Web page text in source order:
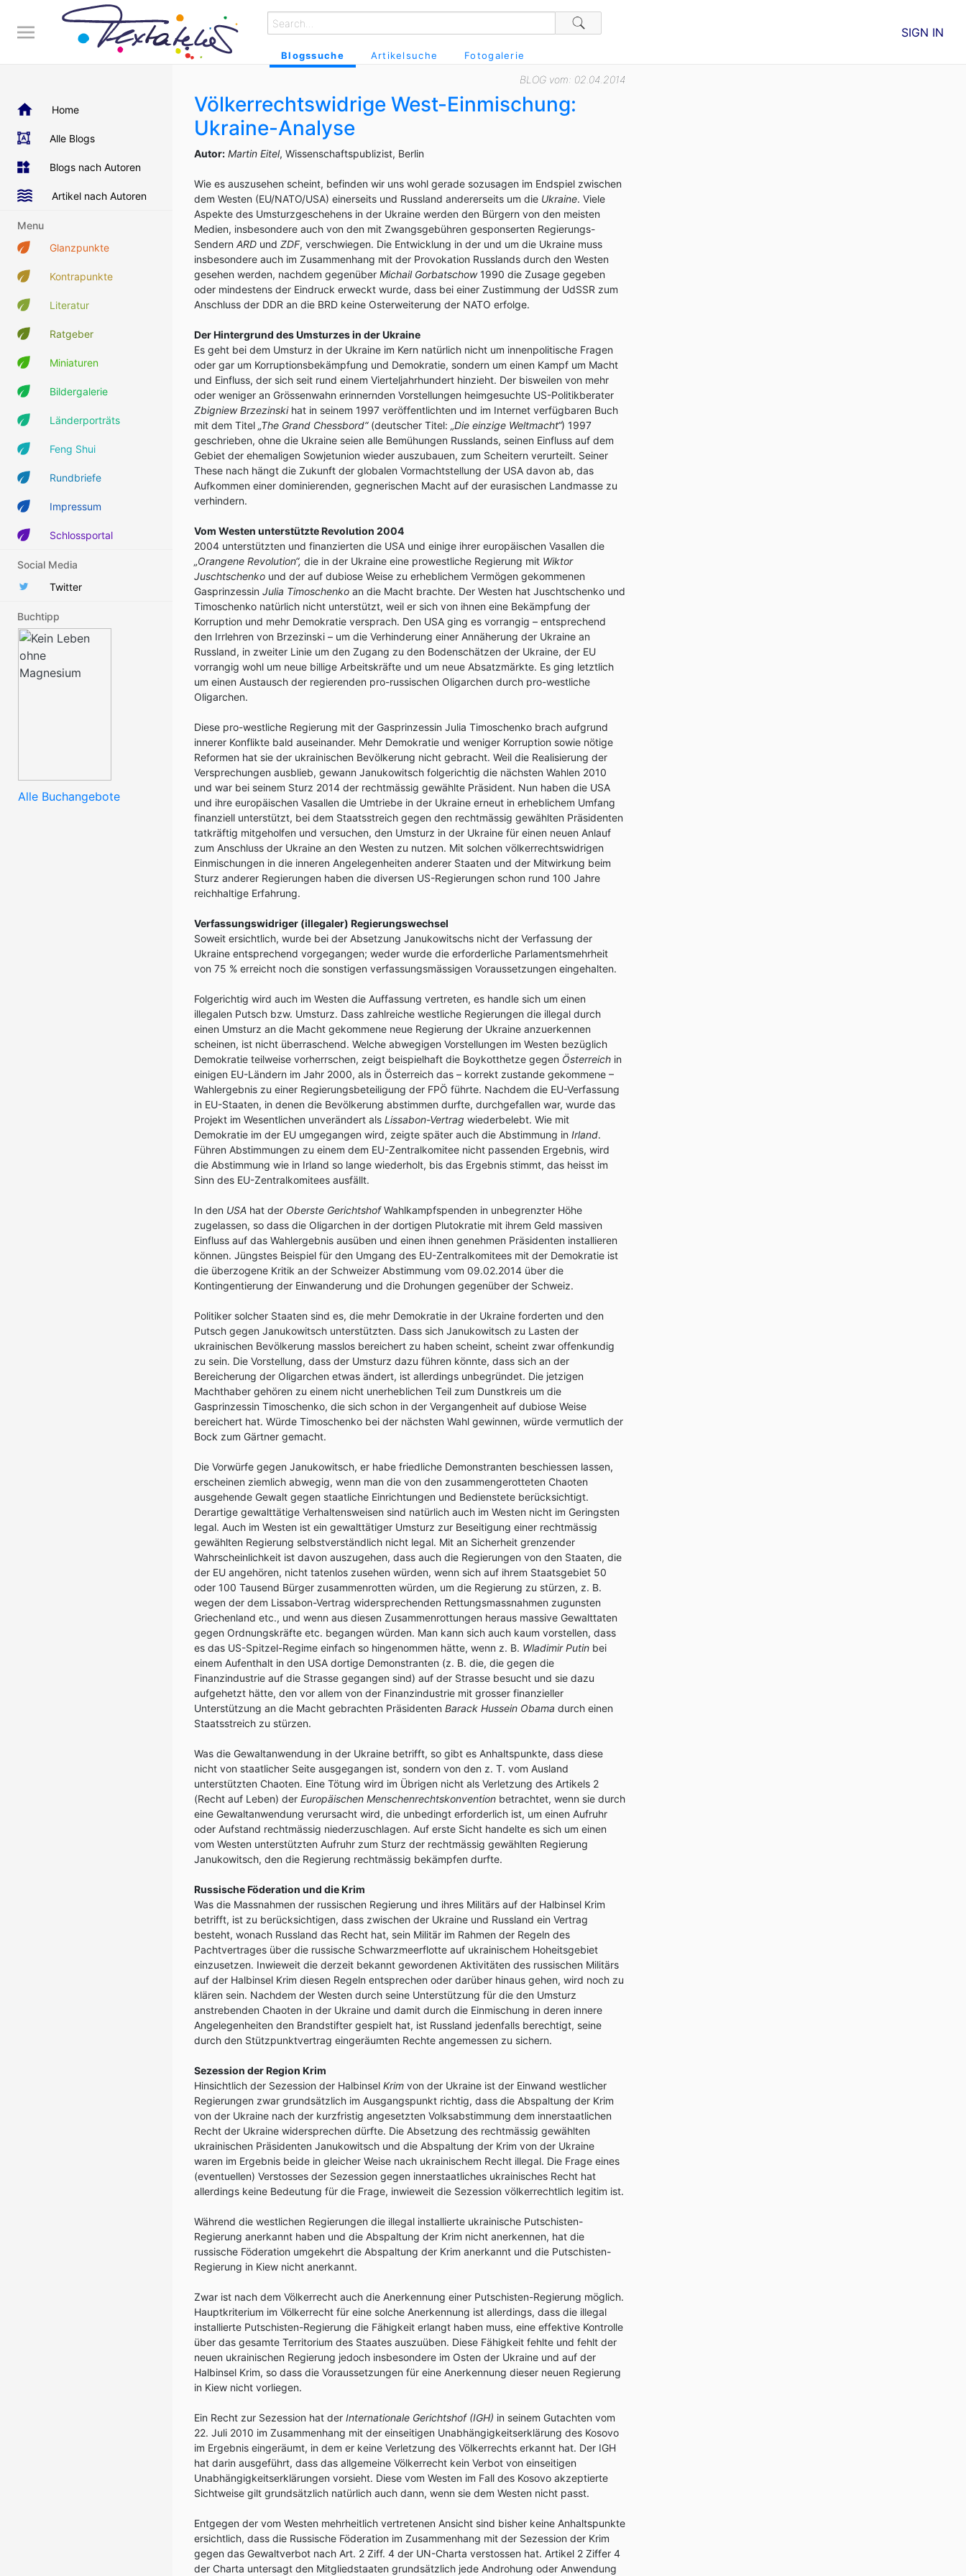
Blogssuche Artikelsuche Fotogalerie
SIGN IN
Home
Alle Blogs
Blogs nach Autoren
Artikel nach Autoren
Menu
Glanzpunkte
Kontrapunkte
Literatur
Ratgeber
Miniaturen
Bildergalerie
Länderporträts
Feng Shui
Rundbriefe
Impressum
Schlossportal
Social Media
Twitter
Buchtipp
Alle Buchangebote
BLOG vom: 02.04.2014
Völkerrechtswidrige West-Einmischung:
Ukraine-Analyse
Autor: Martin Eitel, Wissenschaftspublizist, Berlin
Wie es auszusehen scheint, befinden wir uns wohl gerade sozusagen im Endspiel zwischen
dem Westen (EU/NATO/USA) einerseits und Russland andererseits um die Ukraine. Viele
Aspekte des Umsturzgeschehens in der Ukraine werden den Bürgern von den meisten
Medien, insbesondere auch von den mit Zwangsgebühren gesponserten Regierungs-
Sendern ARD und ZDF, verschwiegen. Die Entwicklung in der und um die Ukraine muss
insbesondere auch im Zusammenhang mit der Provokation Russlands durch den Westen
gesehen werden, nachdem gegenüber Michail Gorbatschow1990 die Zusage gegeben
oder mindestens der Eindruck erweckt wurde, dass bei einer Zustimmung der UdSSR zum
Anschluss der DDR an die BRD keine Osterweiterung der NATO erfolge.
Der Hintergrund des Umsturzes in der Ukraine
Es geht bei dem Umsturz in der Ukraine im Kern natürlich nicht um innenpolitische Fragen
oder gar um Korruptionsbekämpfung und Demokratie, sondern um einen Kampf um Macht
und Einfluss, der sich seit rund einem Vierteljahrhundert hinzieht. Der bisweilen von mehr
oder weniger an Grössenwahn erinnernden Vorstellungen heimgesuchte US-Politikberater
Zbigniew Brzezinskihat in seinem 1997 veröffentlichten und im Internet verfügbaren Buch
mit dem Titel „The Grand Chessbord“(deutscher Titel: „Die einzige Weltmacht“) 1997
geschrieben, ohne die Ukraine seien alle Bemühungen Russlands, seinen Einfluss auf dem
Gebiet der ehemaligen Sowjetunion wieder auszubauen, zum Scheitern verurteilt. Seiner
These nach hängt die Zukunft der globalen Vormachtstellung der USA davon ab, das
Aufkommen einer dominierenden, gegnerischen Macht auf der eurasischen Landmasse zu
verhindern.
Vom Westen unterstützte Revolution 2004
2004 unterstützten und finanzierten die USA und einige ihrer europäischen Vasallen die
„Orangene Revolution“, die in der Ukraine eine prowestliche Regierung mit Wiktor
Juschtschenko und der auf dubiose Weise zu erheblichem Vermögen gekommenen
Gasprinzessin Julia Timoschenko an die Macht brachte. Der Westen hat Juschtschenko und
Timoschenko natürlich nicht unterstützt, weil er sich von ihnen eine Bekämpfung der
Korruption und mehr Demokratie versprach. Den USA ging es vorrangig – entsprechend
den Irrlehren von Brzezinski – um die Verhinderung einer Annäherung der Ukraine an
Russland, in zweiter Linie um den Zugang zu den Bodenschätzen der Ukraine, der EU
vorrangig wohl um neue billige Arbeitskräfte und um neue Absatzmärkte. Es ging letztlich
um einen Austausch der regierenden pro-russischen Oligarchen durch pro-westliche
Oligarchen.
Diese pro-westliche Regierung mit der Gasprinzessin Julia Timoschenko brach aufgrund
innerer Konflikte bald auseinander. Mehr Demokratie und weniger Korruption sowie nötige
Reformen hat sie der ukrainischen Bevölkerung nicht gebracht. Weil die Realisierung der
Versprechungen ausblieb, gewann Janukowitsch folgerichtig die nächsten Wahlen 2010
und war bei seinem Sturz 2014 der rechtmässig gewählte Präsident. Nun haben die USA
und ihre europäischen Vasallen die Umtriebe in der Ukraine erneut in erheblichem Umfang
finanziell unterstützt, bei dem Staatsstreich gegen den rechtmässig gewählten Präsidenten
tatkräftig mitgeholfen und versuchen, den Umsturz in der Ukraine für einen neuen Anlauf
zum Anschluss der Ukraine an den Westen zu nutzen. Mit solchen völkerrechtswidrigen
Einmischungen in die inneren Angelegenheiten anderer Staaten und der Mitwirkung beim
Sturz anderer Regierungen haben die diversen US-Regierungen schon rund 100 Jahre
reichhaltige Erfahrung.
Verfassungswidriger (illegaler) Regierungswechsel
Soweit ersichtlich, wurde bei der Absetzung Janukowitschs nicht der Verfassung der
Ukraine entsprechend vorgegangen; weder wurde die erforderliche Parlamentsmehrheit
von 75 % erreicht noch die sonstigen verfassungsmässigen Voraussetzungen eingehalten.
Folgerichtig wird auch im Westen die Auffassung vertreten, es handle sich um einen
illegalen Putsch bzw. Umsturz. Dass zahlreiche westliche Regierungen die illegal durch
einen Umsturz an die Macht gekommene neue Regierung der Ukraine anzuerkennen
scheinen, ist nicht überraschend. Welche abwegigen Vorstellungen im Westen bezüglich
Demokratie teilweise vorherrschen, zeigt beispielhaft die Boykotthetze gegen Österreich in
einigen EU-Ländern im Jahr 2000, als in Österreich das – korrekt zustande gekommene –
Wahlergebnis zu einer Regierungsbeteiligung der FPÖ führte. Nachdem die EU-Verfassung
in EU-Staaten, in denen die Bevölkerung abstimmen durfte, durchgefallen war, wurde das
Projekt im Wesentlichen unverändert als Lissabon-Vertrag wiederbelebt. Wie mit
Demokratie im der EU umgegangen wird, zeigte später auch die Abstimmung in Irland.
Führen Abstimmungen zu einem dem EU-Zentralkomitee nicht passenden Ergebnis, wird
die Abstimmung wie in Irland so lange wiederholt, bis das Ergebnis stimmt, das heisst im
Sinn des EU-Zentralkomitees ausfällt.
In den USA hat der Oberste GerichtshofWahlkampfspenden in unbegrenzter Höhe
zugelassen, so dass die Oligarchen in der dortigen Plutokratie mit ihrem Geld massiven
Einfluss auf das Wahlergebnis ausüben und einen ihnen genehmen Präsidenten installieren
können. Jüngstes Beispiel für den Umgang des EU-Zentralkomitees mit der Demokratie ist
die überzogene Kritik an der Schweizer Abstimmung vom 09.02.2014 über die
Kontingentierung der Einwanderung und die Drohungen gegenüber der Schweiz.
Politiker solcher Staaten sind es, die mehr Demokratie in der Ukraine forderten und den
Putsch gegen Janukowitsch unterstützten. Dass sich Janukowitsch zu Lasten der
ukrainischen Bevölkerung masslos bereichert zu haben scheint, scheint zwar offenkundig
zu sein. Die Vorstellung, dass der Umsturz dazu führen könnte, dass sich an der
Bereicherung der Oligarchen etwas ändert, ist allerdings unbegründet. Die jetzigen
Machthaber gehören zu einem nicht unerheblichen Teil zum Dunstkreis um die
Gasprinzessin Timoschenko, die sich schon in der Vergangenheit auf dubiose Weise
bereichert hat. Würde Timoschenko bei der nächsten Wahl gewinnen, würde vermutlich der
Bock zum Gärtner gemacht.
Die Vorwürfe gegen Janukowitsch, er habe friedliche Demonstranten beschiessen lassen,
erscheinen ziemlich abwegig, wenn man die von den zusammengerotteten Chaoten
ausgehende Gewalt gegen staatliche Einrichtungen und Bedienstete berücksichtigt.
Derartige gewalttätige Verhaltensweisen sind natürlich auch im Westen nicht im Geringsten
legal. Auch im Westen ist ein gewalttätiger Umsturz zur Beseitigung einer rechtmässig
gewählten Regierung selbstverständlich nicht legal. Mit an Sicherheit grenzender
Wahrscheinlichkeit ist davon auszugehen, dass auch die Regierungen von den Staaten, die
der EU angehören, nicht tatenlos zusehen würden, wenn sich auf ihrem Staatsgebiet 50
oder 100 Tausend Bürger zusammenrotten würden, um die Regierung zu stürzen, z. B.
wegen der dem Lissabon-Vertrag widersprechenden Rettungsmassnahmen zugunsten
Griechenland etc., und wenn aus diesen Zusammenrottungen heraus massive Gewalttaten
gegen Ordnungskräfte etc. begangen würden. Man kann sich auch kaum vorstellen, dass
es das US-Spitzel-Regime einfach so hingenommen hätte, wenn z. B. Wladimir Putin bei
einem Aufenthalt in den USA dortige Demonstranten (z. B. die, die gegen die
Finanzindustrie auf die Strasse gegangen sind) auf der Strasse besucht und sie dazu
aufgehetzt hätte, den vor allem von der Finanzindustrie mit grosser finanzieller
Unterstützung an die Macht gebrachten Präsidenten Barack Hussein Obama durch einen
Staatsstreich zu stürzen.
Was die Gewaltanwendung in der Ukraine betrifft, so gibt es Anhaltspunkte, dass diese
nicht von staatlicher Seite ausgegangen ist, sondern von den z. T. vom Ausland
unterstützten Chaoten. Eine Tötung wird im Übrigen nicht als Verletzung des Artikels 2
(Recht auf Leben) der Europäischen Menschenrechtskonvention betrachtet, wenn sie durch
eine Gewaltanwendung verursacht wird, die unbedingt erforderlich ist, um einen Aufruhr
oder Aufstand rechtmässig niederzuschlagen. Auf erste Sicht handelte es sich um einen
vom Westen unterstützten Aufruhr zum Sturz der rechtmässig gewählten Regierung
Janukowitsch, den die Regierung rechtmässig bekämpfen durfte.
Russische Föderation und die Krim
Was die Massnahmen der russischen Regierung und ihres Militärs auf der Halbinsel Krim
betrifft, ist zu berücksichtigen, dass zwischen der Ukraine und Russland ein Vertrag
besteht, wonach Russland das Recht hat, sein Militär im Rahmen der Regeln des
Pachtvertrages über die russische Schwarzmeerflotte auf ukrainischem Hoheitsgebiet
einzusetzen. Inwieweit die derzeit bekannt gewordenen Aktivitäten des russischen Militärs
auf der Halbinsel Krim diesen Regeln entsprechen oder darüber hinaus gehen, wird noch zu
klären sein. Nachdem der Westen durch seine Unterstützung für die den Umsturz
anstrebenden Chaoten in der Ukraine und damit durch die Einmischung in deren innere
Angelegenheiten den Brandstifter gespielt hat, ist Russland jedenfalls berechtigt, seine
durch den Stützpunktvertrag eingeräumten Rechte angemessen zu sichern.
Sezession der Region Krim
Hinsichtlich der Sezession der Halbinsel Krim von der Ukraine ist der Einwand westlicher
Regierungen zwar grundsätzlich im Ausgangspunkt richtig, dass die Abspaltung der Krim
von der Ukraine nach der kurzfristig angesetzten Volksabstimmung dem innerstaatlichen
Recht der Ukraine widersprechen dürfte. Die Absetzung des rechtmässig gewählten
ukrainischen Präsidenten Janukowitsch und die Abspaltung der Krim von der Ukraine
waren im Ergebnis beide in gleicher Weise nach ukrainischem Recht illegal. Die Frage eines
(eventuellen) Verstosses der Sezession gegen innerstaatliches ukrainisches Recht hat
allerdings keine Bedeutung für die Frage, inwieweit die Sezession völkerrechtlich legitim ist.
Während die westlichen Regierungen die illegal installierte ukrainische Putschisten-
Regierung anerkannt haben und die Abspaltung der Krim nicht anerkennen, hat die
russische Föderation umgekehrt die Abspaltung der Krim anerkannt und die Putschisten-
Regierung in Kiew nicht anerkannt.
Zwar ist nach dem Völkerrecht auch die Anerkennung einer Putschisten-Regierung möglich.
Hauptkriterium im Völkerrecht für eine solche Anerkennung ist allerdings, dass die illegal
installierte Putschisten-Regierung die Fähigkeit erlangt haben muss, eine effektive Kontrolle
über das gesamte Territorium des Staates auszuüben. Diese Fähigkeit fehlte und fehlt der
neuen ukrainischen Regierung jedoch insbesondere im Osten der Ukraine und auf der
Halbinsel Krim, so dass die Voraussetzungen für eine Anerkennung dieser neuen Regierung
in Kiew nicht vorliegen.
Ein Recht zur Sezession hat der Internationale Gerichtshof (IGH) in seinem Gutachten vom
22. Juli 2010 im Zusammenhang mit der einseitigen Unabhängigkeitserklärung des Kosovo
im Ergebnis eingeräumt, in dem er keine Verletzung des Völkerrechts erkannt hat. Der IGH
hat darin ausgeführt, dass das allgemeine Völkerrecht kein Verbot von einseitigen
Unabhängigkeitserklärungen vorsieht. Diese vom Westen im Fall des Kosovo akzeptierte
Sichtweise gilt grundsätzlich natürlich auch dann, wenn sie dem Westen nicht passt.
Entgegen der vom Westen mehrheitlich vertretenen Ansicht sind bisher keine Anhaltspunkte
ersichtlich, dass die Russische Föderation im Zusammenhang mit der Sezession der Krim
gegen das Gewaltverbot nach Art. 2 Ziff. 4 der UN-Charta verstossen hat. Artikel 2 Ziffer 4
der Charta untersagt den Mitgliedstaaten grundsätzlich jede Androhung oder Anwendung